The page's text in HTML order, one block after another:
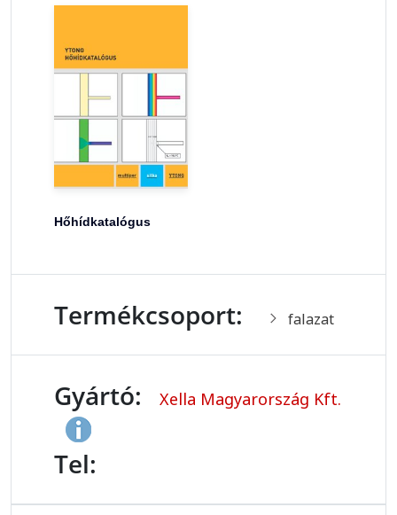
Hőhídkatalógus
Termékcsoport: falazat
Gyártó: Xella Magyarország Kft.
Tel: